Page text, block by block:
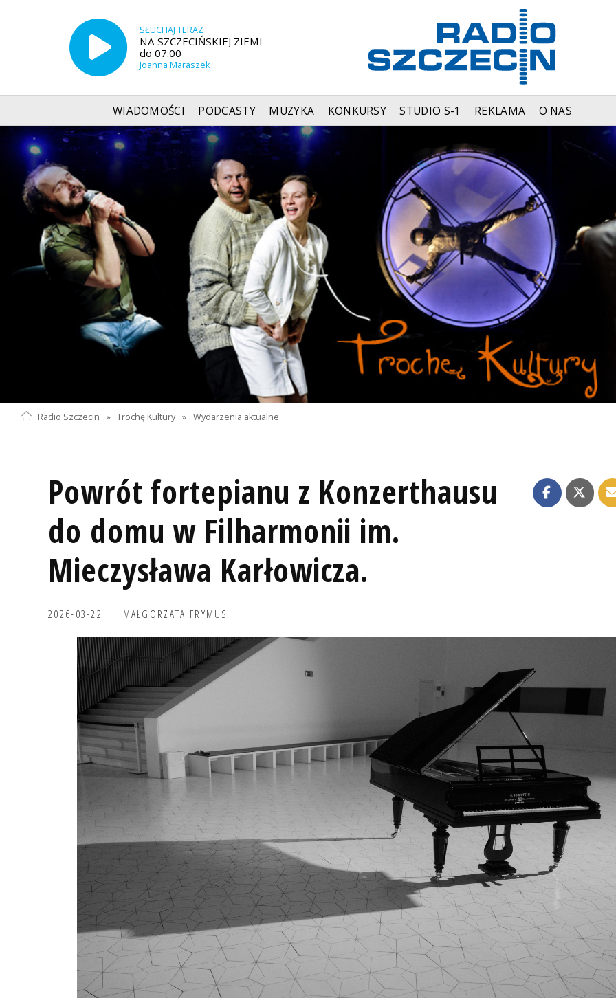
SŁUCHAJ TERAZ
NA SZCZECIŃSKIEJ ZIEMI
do 07:00
Joanna Maraszek
WIADOMOŚCI PODCASTY MUZYKA KONKURSY STUDIO S-1 REKLAMA O NAS
Radio Szczecin » Trochę Kultury » Wydarzenia aktualne
Powrót fortepianu z Konzerthausu
do domu w Filharmonii im.
Mieczysława Karłowicza.
2026-03-22 MAŁGORZATA FRYMUS